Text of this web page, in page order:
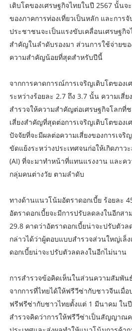
เติบโตของเศรษฐกิจไทยในปี 2567 นั้น
ของภาคการท่องเที่ยวเป็นหลัก และการ
ประชาชนจะเป็นแรงขับเคลื่อนเศรษฐกิ
สำคัญในลำดับรองมา ส่วนการใช้จ่ายข
ความสำคัญน้อยที่สุดสำหรับปีนี้
จากการคาดการณ์การเจริญเติบโตของเ
ระหว่างร้อยละ 2.7 ถึง 3.7 นั้น ความเสี่
สำรวจให้ความสำคัญต่อเศรษฐกิจโลกที่
เสี่ยงสำคัญที่สุดต่อการเจริญเติบโตของ
ปัจจัยที่จะมีผลต่อความเสี่ยงของการเจริ
ขัดแย้งระหว่างประเทศจนก่อให้เกิดภา
(AI) ที่จะมาทำหน้าที่แทนแรงงาน และค
กลุ่มคนต่างวัย ตามลำดับ
ทางด้านแนวโน้มอัตราดอกเบี้ย ร้อยละ
อัตราดอกเบี้ยจะมีการปรับลดลงในอีกส
29.8 คาดว่าอัตราดอกเบี้ยน่าจะปรับตัว
กล่าวได้ว่าผู้ตอบแบบสำรวจส่วนใหญ่เล็
ดอกเบี้ยน่าจะปรับตัวลดลงในอีกไม่นาน
การสำรวจข้อคิดเห็นในส่วนความสัมพัน
จากการที่ไทยได้ให้ฟรีวีซ่ากับชาวจีนเมื่อ
ฟรีฟรีซ่ากับชาวไทยตั้งแต่ 1 มีนาคม ใน
สำรวจคิดว่าการให้ฟรีวีซ่าเป็นสัญญาณ